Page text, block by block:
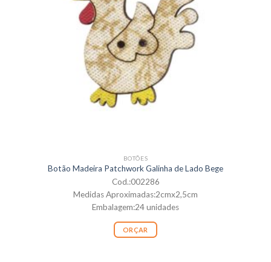
BOTÕES
Botão Madeira Patchwork Galinha de Lado Bege
Cod.:002286
Medidas Aproximadas:2cmx2,5cm
Embalagem:24 unidades
ORÇAR